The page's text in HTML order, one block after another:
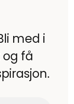
med i
få